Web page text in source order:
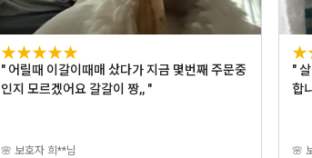
★★★★★
" 어릴때 이갈이때매 샀다가 지금 몇번째 주문중
인지 모르겠어요 갈갈이 짱,, "
🌸 보호자 희**님
"
합
🌸